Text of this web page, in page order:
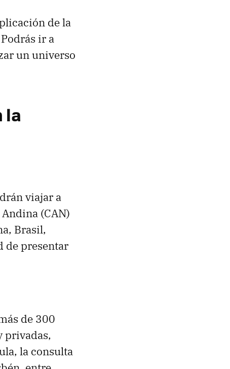
de la
ir a
un universo
la
viajar a
(CAN)
Brasil,
de presentar
de 300
privadas,
la consulta